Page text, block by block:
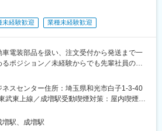
自動車輸送に困りごとを抱えている顧客が対
域から広島あたりまでありますが、福岡県に
営業エリアです。直行直帰も可能。
。
)1名、メンバー2名が所属しております。未
社員も活躍しており、1から丁寧に指導しま
とないけど興味がある、自動車関連の仕事が
おります。
未経験歓迎 業種未経験歓迎
車電装部品を扱い、注文受付から発送まで一
ポジション／未経験からでも先輩社員の手
ーにて、自動車電装部品の受発注業務を中心
オペレーター）を担当していただきます。
ネスセンター住所：埼玉県和光市白子1-3-40
武東上線／成増駅受動喫煙対策：屋内喫煙可
：無
駅、成増駅